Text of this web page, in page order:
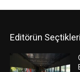
Editörün Seçtikleri